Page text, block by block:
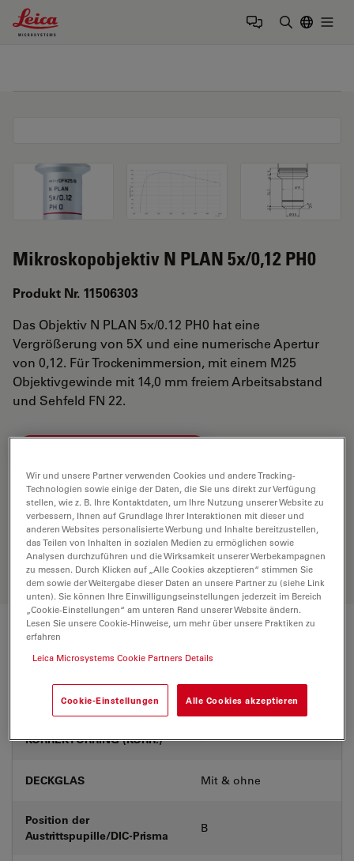
Leica Microsystems Logo
Mikroskopobjektiv N PLAN 5x/0,12 PH0
Produkt Nr. 11506303
Das Objektiv N PLAN 5x/0.12 PH0 hat eine
Vergrößerung von 5X und eine numerische Apertur
von 0,12. Für Trockenimmersion, mit einem M25
Objektivgewinde mit 14,0 mm freiem Arbeitsabstand
und Sehfeld FN 22.
Entdecken Sie die perfekte Lösung.
Erkunden Sie unseren Objective
Finder, vergleichen Sie Alternativen
und finden Sie die beste Lösung für
Ihre Anforderungen.
Technische Daten
Produktnummer 11506303
KORREKTURRING (KORR.) -
DECKGLAS Mit & ohne
Position der
Austrittspupille/DIC-Prisma
B
Wir und unsere Partner verwenden Cookies und andere Tracking-
Technologien sowie einige der Daten, die Sie uns direkt zur Verfügung
stellen, wie z. B. Ihre Kontaktdaten, um Ihre Nutzung unserer Website zu
verbessern, Ihnen auf Grundlage Ihrer Interaktionen mit dieser und
anderen Websites personalisierte Werbung und Inhalte bereitzustellen,
das Teilen von Inhalten in sozialen Medien zu ermöglichen sowie
Analysen durchzuführen und die Wirksamkeit unserer Werbekampagnen
zu messen. Durch Klicken auf „Alle Cookies akzeptieren“ stimmen Sie
dem sowie der Weitergabe dieser Daten an unsere Partner zu (siehe Link
unten). Sie können Ihre Einwilligungseinstellungen jederzeit im Bereich
„Cookie-Einstellungen“ am unteren Rand unserer Website ändern.
Lesen Sie unsere Cookie-Hinweise, um mehr über unsere Praktiken zu
erfahren
Leica Microsystems Cookie Partners Details
Cookie-Einstellungen Alle Cookies akzeptieren